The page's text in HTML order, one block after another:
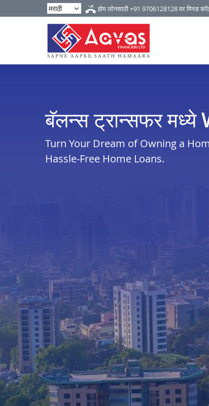
होम लोनसाठी+91 9706128128वर मिस्ड
बॅलन्स ट्रान्सफर मध्ये
Turn Your Dream of Owning a
Hassle-Free Home Loans.